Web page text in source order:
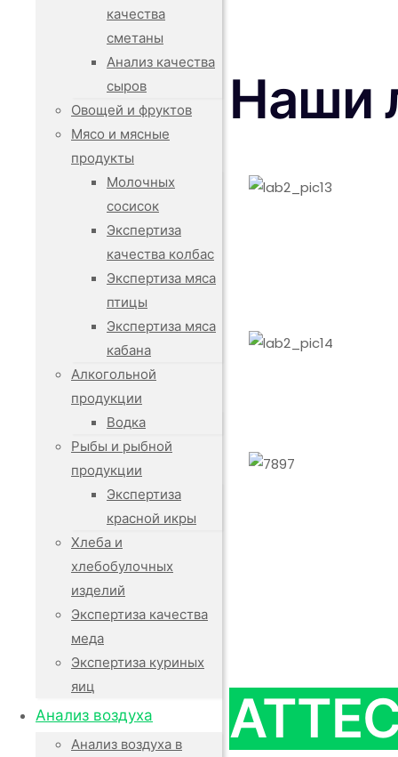
качества
сметаны
Анализ качества
сыров
Овощей и фруктов
Мясо и мясные
продукты
Молочных
сосисок
Экспертиза
качества колбас
Экспертиза мяса
птицы
Экспертиза мяса
кабана
Алкогольной
продукции
Водка
Рыбы и рыбной
продукции
Экспертиза
красной икры
Хлеба и
хлебобулочных
изделий
Экспертиза качества
меда
Экспертиза куриных
яиц
Анализ воздуха
Анализ воздуха в
Наши